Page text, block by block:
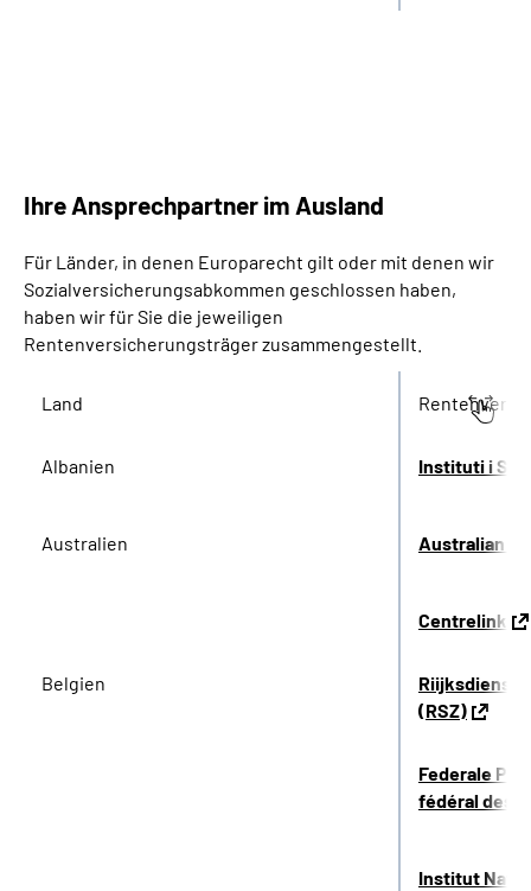
Ihre Ansprechpartner im Ausland
Für Länder, in denen Europarecht gilt oder mit denen wir
Sozialversicherungsabkommen geschlossen haben,
haben wir für Sie die jeweiligen
Rentenversicherungsträger zusammengestellt.
Land
Albanien Instituti i
Australien Australian
Centrelink
Belgien
Riijksdienst
(RSZ)
Federale
fédéral des
Institut